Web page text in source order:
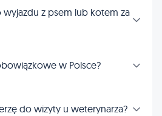
z psem lub kotem za
w Polsce?
do wizyty u weterynarza?